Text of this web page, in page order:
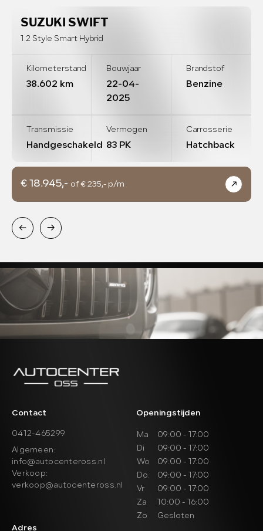
SUZUKI SWIFT
1.2 Style Smart Hybrid
Kilometerstand
38.602 km
Bouwjaar
22-04-
2025
Brandstof
Benzine
Transmissie
Handgeschakeld
Vermogen
83 PK
Carrosserie
Hatchback
€ 18.945,- of € 235,- p/m
Contact
0412-465299
Algemeen:
info@autocenteross.nl
Verkoop:
verkoop@autocenteross.nl
Adres
Openingstijden
Ma
09:00 - 17:00
Di
09:00 - 17:00
Wo
09:00 - 17:00
Do.
09:00 - 17:00
Vr
09:00 - 17:00
Za
10:00 - 16:00
Zo
Gesloten